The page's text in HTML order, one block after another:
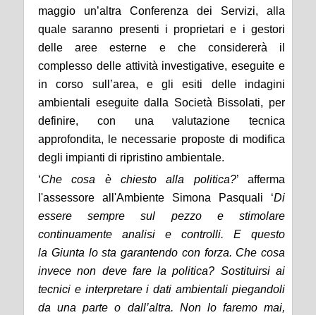
maggio un’altra Conferenza dei Servizi, alla
quale saranno presenti i proprietari e i gestori
delle aree esterne e che considererà il
complesso delle attività investigative, eseguite e
in corso sull’area, e gli esiti delle indagini
ambientali eseguite dalla Società Bissolati, per
definire, con una valutazione tecnica
approfondita, le necessarie proposte di modifica
degli impianti di ripristino ambientale.
‘Che cosa è chiesto alla politica?’ afferma
l'assessore all'Ambiente Simona Pasquali ‘Di
essere sempre sul pezzo e stimolare
continuamente analisi e controlli. E questo
la Giunta lo sta garantendo con forza. Che cosa
invece non deve fare la politica? Sostituirsi ai
tecnici e interpretare i dati ambientali piegandoli
da una parte o dall’altra. Non lo faremo mai,